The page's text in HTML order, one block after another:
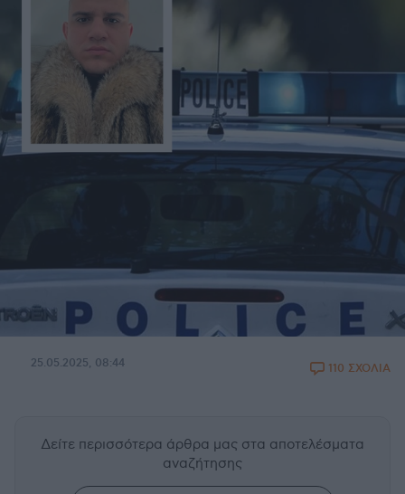
25.05.2025, 08:44 110 ΣΧΟΛΙΑ
Δείτε περισσότερα άρθρα μας στα αποτελέσματα
αναζήτησης